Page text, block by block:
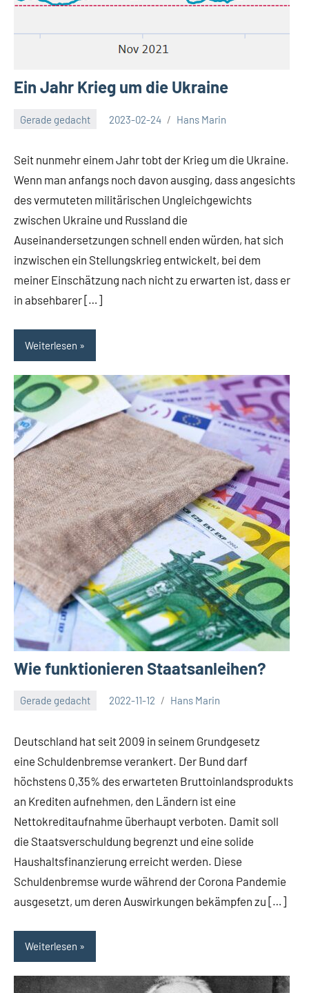
Ein Jahr Krieg um die Ukraine
Gerade gedacht 2023-02-24 Hans Marin
Seit nunmehr einem Jahr tobt der Krieg um die Ukraine.
Wenn man anfangs noch davon ausging, dass angesichts
des vermuteten militärischen Ungleichgewichts
zwischen Ukraine und Russland die
Auseinandersetzungen schnell enden würden, hat sich
inzwischen ein Stellungskrieg entwickelt, bei dem
meiner Einschätzung nach nicht zu erwarten ist, dass er
in absehbarer […]
Weiterlesen
Wie funktionieren Staatsanleihen?
Gerade gedacht 2022-11-12 Hans Marin
Deutschland hat seit 2009 in seinem Grundgesetz
eine Schuldenbremse verankert. Der Bund darf
höchstens 0,35% des erwarteten Bruttoinlandsprodukts
an Krediten aufnehmen, den Ländern ist eine
Nettokreditaufnahme überhaupt verboten. Damit soll
die Staatsverschuldung begrenzt und eine solide
Haushaltsfinanzierung erreicht werden. Diese
Schuldenbremse wurde während der Corona Pandemie
ausgesetzt, um deren Auswirkungen bekämpfen zu […]
Weiterlesen